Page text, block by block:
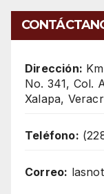
Dirección:
No. 341, Col.
Xalapa,
Teléfono:
Correo: